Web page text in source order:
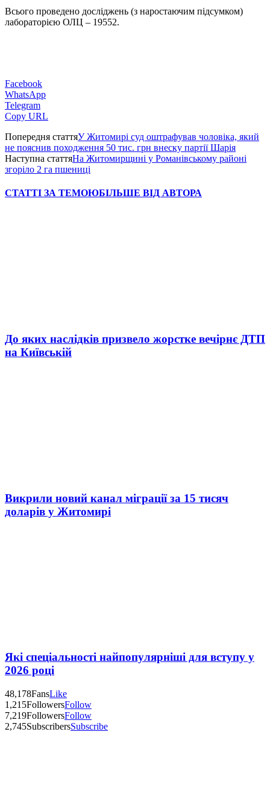
Всього проведено досліджень (з наростаючим підсумком)
лабораторією ОЛЦ – 19552.
Facebook
WhatsApp
Telegram
Copy URL
Попередня статтяУ Житомирі суд оштрафував чоловіка, який
не пояснив походження 50 тис. грн внеску партії Шарія
Наступна статтяНа Житомирщині у Романівському районі
згоріло 2 га пшениці
СТАТТІ ЗА ТЕМОЮБІЛЬШЕ ВІД АВТОРА
До яких наслідків призвело жорстке вечірнє ДТП
на Київській
Викрили новий канал міграції за 15 тисяч
доларів у Житомирі
Які спеціальності найпопулярніші для вступу у
2026 році
48,178FansLike
1,215FollowersFollow
7,219FollowersFollow
2,745SubscribersSubscribe